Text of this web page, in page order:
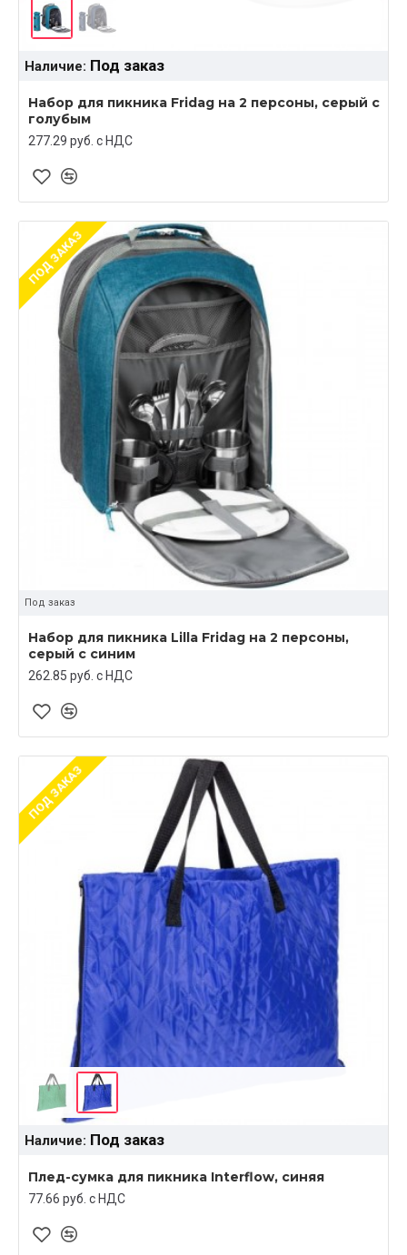
Наличие: Под заказ
Набор для пикника Fridag на 2 персоны, серый с
голубым
277.29 руб. c НДС
ПОД ЗАКАЗ
Под заказ
Набор для пикника Lilla Fridag на 2 персоны,
серый с синим
262.85 руб. c НДС
ПОД ЗАКАЗ
Наличие: Под заказ
Плед-сумка для пикника Interflow, синяя
77.66 руб. c НДС